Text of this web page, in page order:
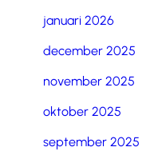
januari 2026
december 2025
november 2025
oktober 2025
september 2025